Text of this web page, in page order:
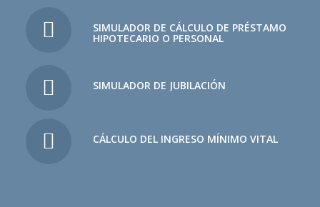
SIMULADOR DE CÁLCULO DE PRÉSTAMO
HIPOTECARIO O PERSONAL
SIMULADOR DE JUBILACIÓN
CÁLCULO DEL INGRESO MÍNIMO VITAL